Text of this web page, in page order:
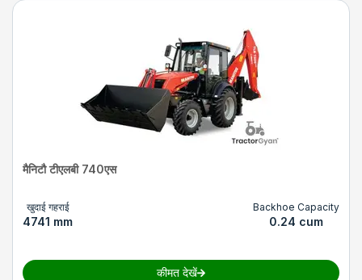
मैनिटौ टीएलबी 740एस
खुदाई गहराई
4741 mm
Backhoe Capacity
0.24 cum
कीमत देखें